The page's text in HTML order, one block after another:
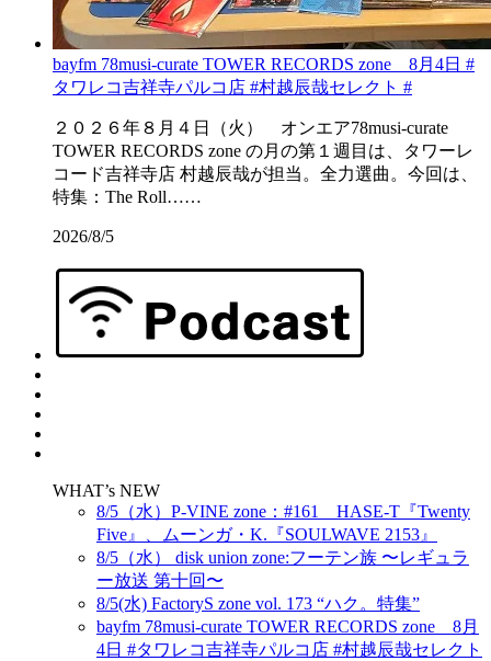
bayfm 78musi-curate TOWER RECORDS zone 8月4日 #
タワレコ吉祥寺パルコ店 #村越辰哉セレクト #
２０２６年８月４日（火） オンエア78musi-curate
TOWER RECORDS zone の月の第１週目は、タワーレ
コード吉祥寺店 村越辰哉が担当。全力選曲。今回は、
特集：The Roll……
2026/8/5
WHAT’s NEW
8/5（水）P-VINE zone：#161 HASE-T『Twenty
Five』、ムーンガ・K.『SOULWAVE 2153』
8/5（水） disk union zone:フーテン族 〜レギュラ
ー放送 第十回〜
8/5(水) FactoryS zone vol. 173 “ハク。特集”
bayfm 78musi-curate TOWER RECORDS zone 8月
4日 #タワレコ吉祥寺パルコ店 #村越辰哉セレクト